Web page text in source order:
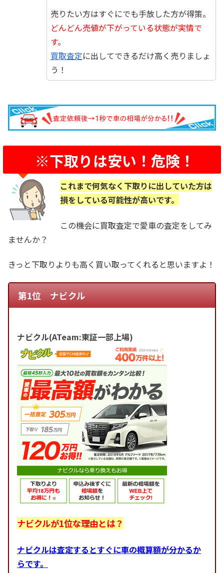
売りたい方はすぐにでも手放した方が得策。
どんどん売値が下がっている状態が実情で
す。
買取査定に出してできるだけ高く売りましょ
う！
※下取りは安い！危険！
これまで何気なく下取りに出していた方は
損をしている可能性が高いです。
この機会に買取査定で愛車の査定をしてみ
ませんか？
きっと下取りよりも高く買い取ってくれると思いますよ！
第1位 ナビクル
ナビクル(ATeam:東証一部上場)
ナビクルが1位な理由とは？
ナビクルは査定するとすぐに車の概算額が分かるか
らです。